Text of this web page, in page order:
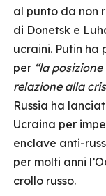
al punto da non
di Donetsk e
ucraini. Putin ha
per “la
relazione alla
Russia ha
Ucraina per
enclave anti-
per molti anni
crollo russo.